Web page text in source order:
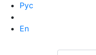
Рус
En